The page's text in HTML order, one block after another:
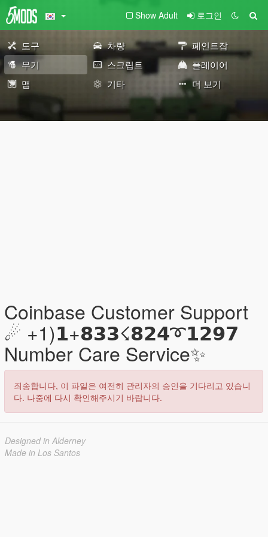
Show Adult 로그인
도구 차량
페인트잡
무기
스크립트
플레이어
맵
기타 더 보기
Coinbase Customer Support
☄ +1)𝟭+𝟴𝟯𝟯☇𝟴𝟮𝟰➰𝟭𝟮𝟵𝟳
Number Care Service✨
죄송합니다, 이 파일은 여전히 관리자의 승인을 기다리고 있습니
다. 나중에 다시 확인해주시기 바랍니다.
Designed in Alderney
Made in Los Santos